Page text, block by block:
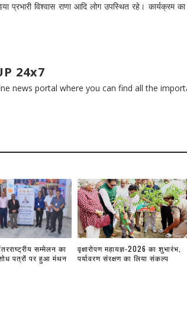
प्रभारी विश्वास राणा आदि लोग उपस्थित रहे। कार्यक्रम
24x7
news portal where you can find all the
सम्मेलन का
पत्रों पर हुआ मंथन
वृक्षारोपण महायज्ञ-2026 का शुभारंभ,
पर्यावरण संरक्षण का लिया संकल्प